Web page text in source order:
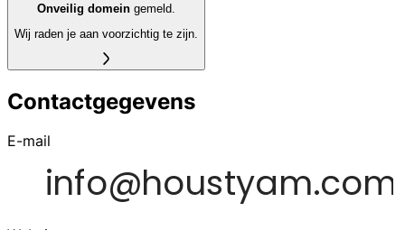
Onveilig domein gemeld.
Wij raden je aan voorzichtig te zijn.
Contactgegevens
E-mail